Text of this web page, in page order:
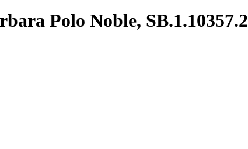
Polo Noble, SB.1.10357.2